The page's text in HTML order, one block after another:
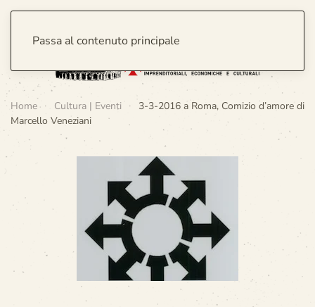
Passa al contenuto principale
Home Cultura | Eventi
3-3-2016 a Roma, Comizio d’amore di
Marcello Veneziani